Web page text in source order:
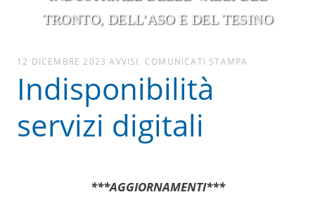
TRONTO, DELL'ASO E DEL TESINO
12 DICEMBRE 2023 AVVISI , COMUNICATI STAMPA
Indisponibilità
servizi digitali
***AGGIORNAMENTI***